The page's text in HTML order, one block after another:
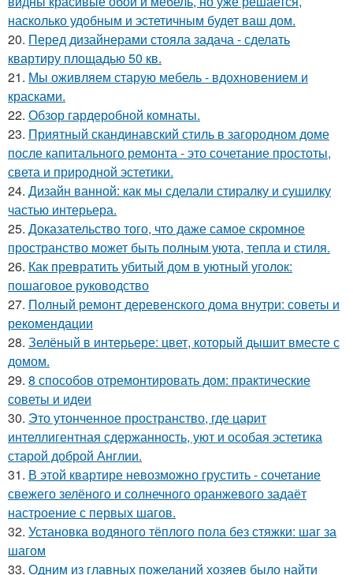
насколько удобным и эстетичным будет ваш дом.
20. Перед дизайнерами стояла задача - сделать
квартиру площадью 50 кв.
21. Мы оживляем старую мебель - вдохновением и
красками.
22. Обзор гардеробной комнаты.
23. Приятный скандинавский стиль в загородном доме
после капитального ремонта - это сочетание простоты,
света и природной эстетики.
24. Дизайн ванной: как мы сделали стиралку и сушилку
частью интерьера.
25. Доказательство того, что даже самое скромное
пространство может быть полным уюта, тепла и стиля.
26. Как превратить убитый дом в уютный уголок:
пошаговое руководство
27. Полный ремонт деревенского дома внутри: советы и
рекомендации
28. Зелёный в интерьере: цвет, который дышит вместе с
домом.
29. 8 способов отремонтировать дом: практические
советы и идеи
30. Это утонченное пространство, где царит
интеллигентная сдержанность, уют и особая эстетика
старой доброй Англии.
31. В этой квартире невозможно грустить - сочетание
свежего зелёного и солнечного оранжевого задаёт
настроение с первых шагов.
32. Установка водяного тёплого пола без стяжки: шаг за
шагом
33. Одним из главных пожеланий хозяев было найти